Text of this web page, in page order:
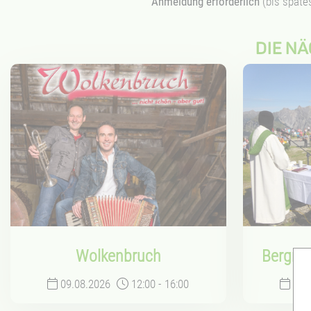
DIE
Wolkenbruch
09.08.2026 12:00 - 16:00